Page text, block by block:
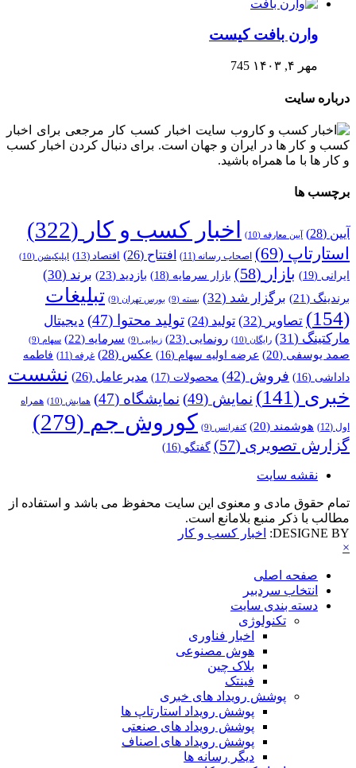
وارن بافت کیست
مهر ۴, ۱۴۰۳ 745
درباره سایت
وب سایت اخبار کسب کار مرجعی برای اخبار
کسب و کار ها در ایران و جهان است. برای دنبال کردن اخبار کسب
و کار ها با ما همراه باشید.
برچسب ها
آیین (28) آیین معارفه (10) اخبار کسب و کار (322)
استارتاپ (69) اصحاب رسانه (11) افتتاح (26) اقتصاد (13) اپلیکیشن (10)
ایرانی (19) بازار (58) بازار سرمایه (18) بازدید (23) برند (30)
برندینگ (21) برگزار شد (32) بسته (9) بورس تهران (9)
تبلیغات
(154)
تصاویر (32) تولید (24) تولید محتوا (47)
دیجیتال
مارکتینگ (31) رایگان (10) رونمایی (23) زیبایی (9) سرمایه (22) سهام (9)
صمد یوسفی (20) عرضه اولیه سهام (16) عکس (28) غرفه (11)
فاطمه
داداشی (16) فروش (42) محصولات (17) مدیرعامل (26)
نشست
خبری (141) نمایش (49) نمایشگاه (47) همایش (10) همراه
اول (12) هوشمند (20) کنفرانس (9) کوروش جم (279)
گزارش تصویری (57) گفتگو (16)
نقشه سایت
تمام حقوق مادی و معنوی این سایت محفوظ می باشد و استفاده از
مطالب با ذکر منبع بلامانع است.
DESIGNE BY:
اخبار کسب و کار
×
صفحه اصلی
انتخاب سردبیر
دسته بندی سایت
تکنولوژی
اخبار فناوری
هوش مصنوعی
بلاک چین
فینتک
پوشش رویداد های خبری
پوشش رویداد استارتاپ ها
پوشش رویداد های صنعتی
پوشش رویداد های اصناف
دیگر رسانه ها